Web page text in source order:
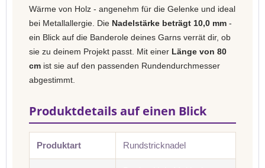
Wärme von Holz - angenehm für die Gelenke und ideal
bei Metallallergie. Die Nadelstärke beträgt 10,0 mm -
ein Blick auf die Banderole deines Garns verrät dir, ob
sie zu deinem Projekt passt. Mit einer Länge von 80
cm ist sie auf den passenden Rundendurchmesser
abgestimmt.
Produktdetails auf einen Blick
Produktart Rundstricknadel